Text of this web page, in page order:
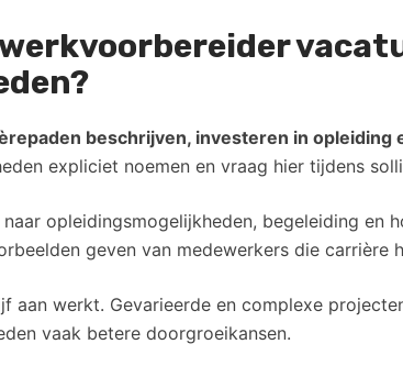
beschrijven, investeren in
expliciet noemen en vraag hier tijdens
opleidingsmogelijkheden, begeleiding en
geven van medewerkers die carrière
aan werkt. Gevarieerde en complexe
vaak betere doorgroeikansen.